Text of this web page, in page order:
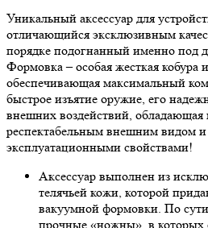
Уникальный аксессуар для
отличающийся эксклюзивным
порядке подогнанный именно под
Формовка – особая жесткая кобура
обеспечивающая максимальный
быстрое изъятие оружие, его
внешних воздействий, обладающая
респектабельным внешним видом
эксплуатационными свойствами!
Аксессуар выполнен из
телячьей кожи, которой
вакуумной формовки. По
прочные «ножны», в которых